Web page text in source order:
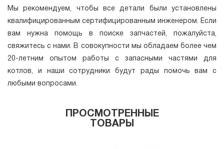
Мы рекомендуем, чтобы все детали были установлены
квалифицированным сертифицированным инженером. Если
вам нужна помощь в поиске запчастей, пожалуйста,
свяжитесь с нами. В совокупности мы обладаем более чем
20-летним опытом работы с запасными частями для
котлов, и наши сотрудники будут рады помочь вам с
любыми вопросами.
ПРОСМОТРЕННЫЕ
ТОВАРЫ